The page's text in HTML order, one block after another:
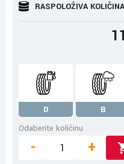
RASPOLOŽIVA
D B
Odaberite količinu
- +